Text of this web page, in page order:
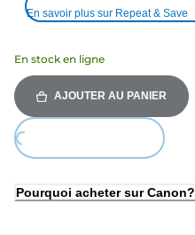
En savoir plus sur Repeat & Save
En stock en ligne
AJOUTER AU PANIER
Loading...
Pourquoi acheter sur Canon?